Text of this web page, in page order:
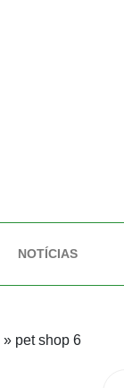
NOTÍCIAS
» pet shop 6